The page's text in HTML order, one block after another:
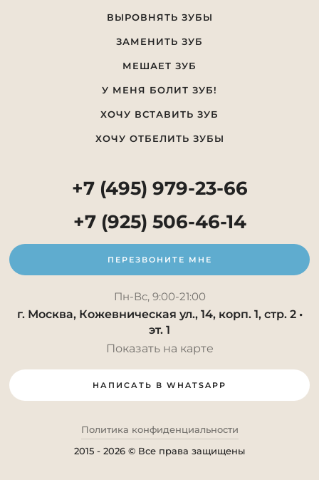
ВЫРОВНЯТЬ ЗУБЫ
ЗАМЕНИТЬ ЗУБ
МЕШАЕТ ЗУБ
У МЕНЯ БОЛИТ ЗУБ!
ХОЧУ ВСТАВИТЬ ЗУБ
ХОЧУ ОТБЕЛИТЬ ЗУБЫ
+7 (495) 979-23-66
+7 (925) 506-46-14
ПЕРЕЗВОНИТЕ МНЕ
Пн-Вс, 9:00-21:00
г. Москва, Кожевническая ул., 14, корп. 1, стр. 2 •
эт. 1
Показать на карте
НАПИСАТЬ В WHATSAPP
Политика конфиденциальности
2015 - 2026 © Все права защищены